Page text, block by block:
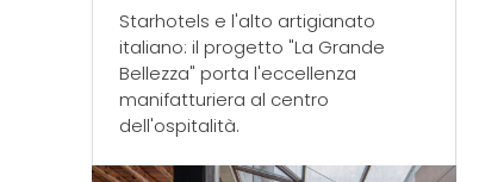
Starhotels e l'alto artigianato
italiano: il progetto "La Grande
Bellezza" porta l'eccellenza
manifatturiera al centro
dell'ospitalità.